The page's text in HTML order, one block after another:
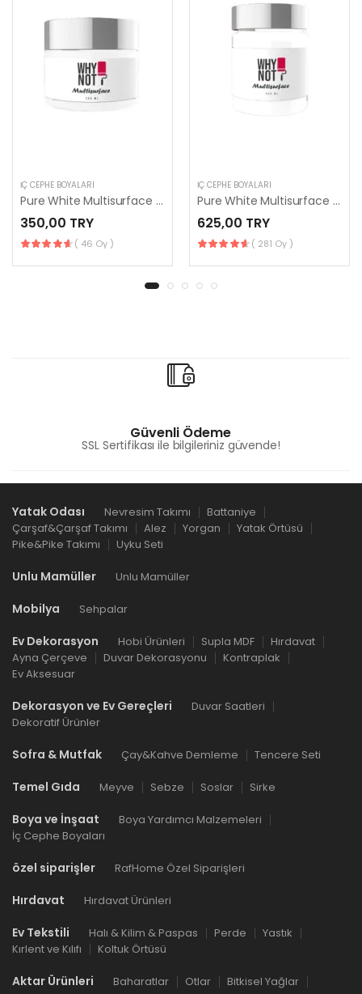
İÇ CEPHE BOYALARI
Pure White Multisurface 250 ml
350,00 TRY
( 46 Oy )
İÇ CEPHE BOYALARI
Pure White Multisurface 500 ml
625,00 TRY
( 281 Oy )
Güvenli Ödeme
SSL Sertifikası ile bilgileriniz güvende!
Yatak Odası Nevresim Takımı
Battaniye
Çarşaf&Çarşaf Takımı
Alez Yorgan
Yatak Örtüsü
Pike&Pike Takımı
Uyku Seti
Unlu Mamüller Unlu Mamüller
Mobilya Sehpalar
Ev Dekorasyon Hobi Ürünleri Supla MDF
Hırdavat
Ayna Çerçeve
Duvar Dekorasyonu
Kontraplak
Ev Aksesuar
Dekorasyon ve Ev Gereçleri
Duvar Saatleri
Dekoratif Ürünler
Sofra & Mutfak Çay&Kahve Demleme Tencere Seti
Temel Gıda Meyve Sebze Soslar Sirke
Boya ve İnşaat
Boya Yardımcı Malzemeleri
İç Cephe Boyaları
özel siparişler RafHome Özel Siparişleri
Hırdavat Hırdavat Ürünleri
Ev Tekstili Halı & Kilim & Paspas Perde
Yastık
Kırlent ve Kılıfı
Koltuk Örtüsü
Aktar Ürünleri Baharatlar Otlar
Bitkisel Yağlar